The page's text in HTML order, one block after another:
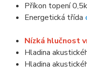
Příkon topení
Energetická třída
Nízká hlučnost
Hladina
Hladina